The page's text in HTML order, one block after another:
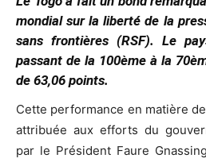
mondial sur la liberté de la
sans frontières (RSF). Le
passant de la 100ème à la
de 63,06 points.
Cette performance en matière
attribuée aux efforts du
par le Président Faure